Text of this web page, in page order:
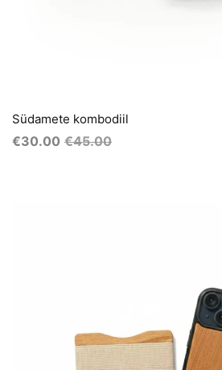
Südamete kombodiil
€45.00
€30.00